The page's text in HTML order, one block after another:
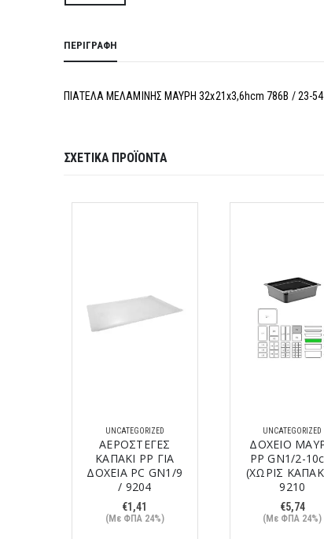
ΠΕΡΙΓΡΑΦΉ
ΠΙΑΤΕΛΑ ΜΕΛΑΜΙΝΗΣ ΜΑΥΡΗ 32x21x3,6hcm 786B / 23-
ΣΧΕΤΙΚΆ ΠΡΟΪΌΝΤΑ
UNCATEGORIZED
ΑΕΡΟΣΤΕΓΕΣ
ΚΑΠΑΚΙ PP ΓΙΑ
ΔΟΧΕΙΑ PC GN1/9
/ 9204
€1,41
(Με ΦΠΑ 24%)
UNCATEGORIZED
ΔΟΧΕΙΟ
PP GN1/2-
(ΧΩΡΙΣ
9210
€5,74
(Με ΦΠΑ 24%)